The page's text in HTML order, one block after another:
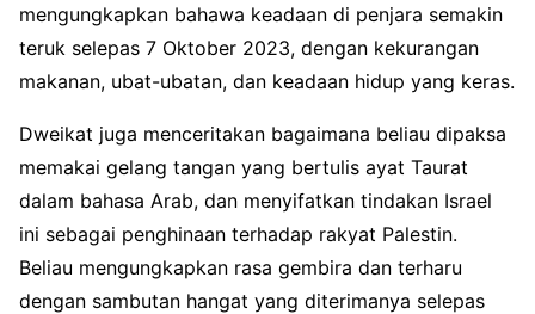
mengungkapkan bahawa keadaan di penjara semakin
teruk selepas 7 Oktober 2023, dengan kekurangan
makanan, ubat-ubatan, dan keadaan hidup yang keras.
Dweikat juga menceritakan bagaimana beliau dipaksa
memakai gelang tangan yang bertulis ayat Taurat
dalam bahasa Arab, dan menyifatkan tindakan Israel
ini sebagai penghinaan terhadap rakyat Palestin.
Beliau mengungkapkan rasa gembira dan terharu
dengan sambutan hangat yang diterimanya selepas